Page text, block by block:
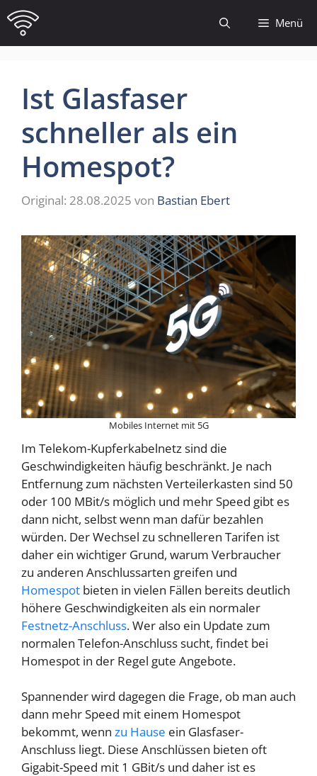
Zum
Inhalt
springen
Menü
Ist Glasfaser
schneller als ein
Homespot?
28.08.2025 von Bastian Ebert
Mobiles Internet mit 5G
Im Telekom-Kupferkabelnetz sind die
Geschwindigkeiten häufig beschränkt. Je nach
Entfernung zum nächsten Verteilerkasten sind 50
oder 100 MBit/s möglich und mehr Speed gibt es
dann nicht, selbst wenn man dafür bezahlen
würden. Der Wechsel zu schnelleren Tarifen ist
daher ein wichtiger Grund, warum Verbraucher
zu anderen Anschlussarten greifen und
Homespot bieten in vielen Fällen bereits deutlich
höhere Geschwindigkeiten als ein normaler
Festnetz-Anschluss. Wer also ein Update zum
normalen Telefon-Anschluss sucht, findet bei
Homespot in der Regel gute Angebote.
Spannender wird dagegen die Frage, ob man auch
dann mehr Speed mit einem Homespot
bekommt, wenn zu Hause ein Glasfaser-
Anschluss liegt. Diese Anschlüssen bieten oft
Gigabit-Speed mit 1 GBit/s und daher ist es